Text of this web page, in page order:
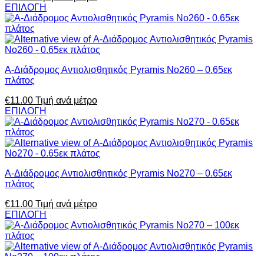
ΕΠΙΛΟΓΗ
Α-Διάδρομος Αντιολισθητικός Pyramis No260 – 0.65εκ
πλάτος
€11.00 Τιμή ανά μέτρο
ΕΠΙΛΟΓΗ
Α-Διάδρομος Αντιολισθητικός Pyramis No270 – 0.65εκ
πλάτος
€11.00 Τιμή ανά μέτρο
ΕΠΙΛΟΓΗ